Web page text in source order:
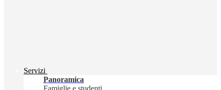
Servizi
Panoramica